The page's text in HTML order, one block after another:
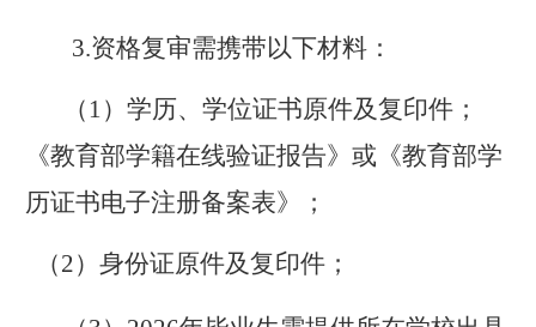
3.资格复审需携带以下材料：
（ 1） 学历、学位证书原件及复印件；
《教育部学籍在线验证报告》或《教育部学
历证书电子注册备案表》
；
（2） 身份证原件及复印件；